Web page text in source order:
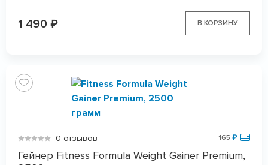
1 490 ₽ В КОРЗИНУ
0 отзывов 165 ₽
Гейнер Fitness Formula Weight Gainer Premium,